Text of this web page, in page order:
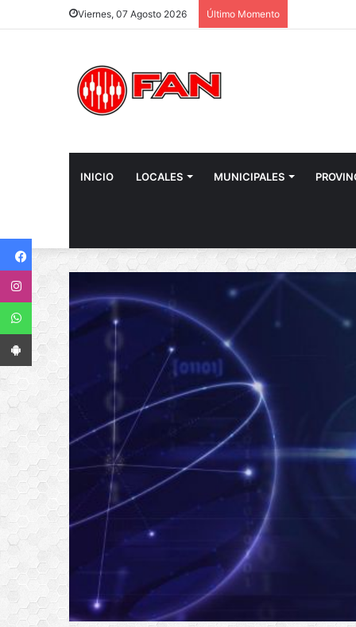
Viernes, 07 Agosto 2026 Último Momento
INICIO LOCALES MUNICIPALES
Instagram
WhatsApp
App Android